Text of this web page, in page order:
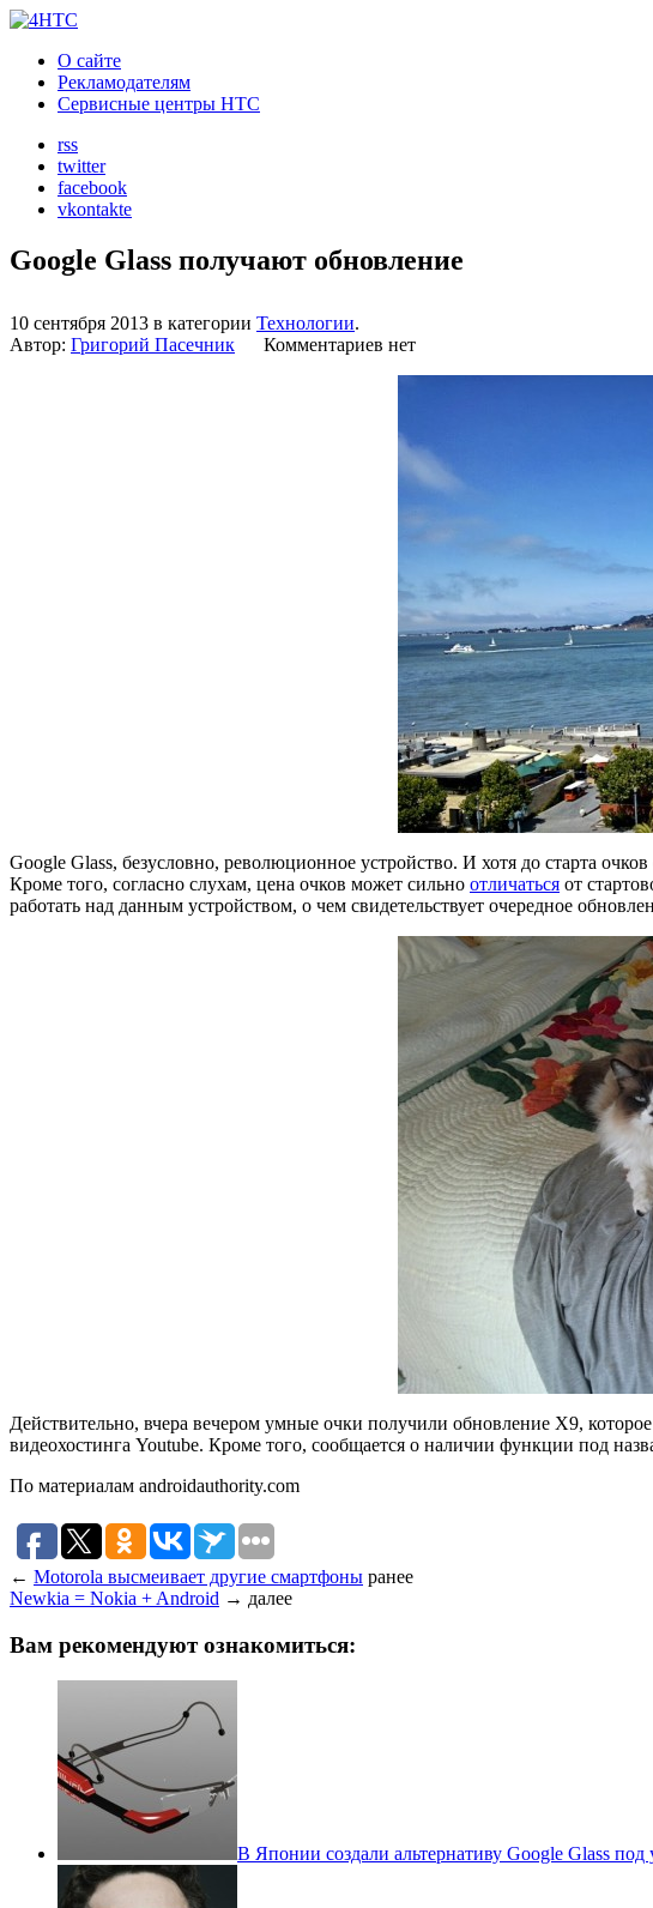
О сайте
Рекламодателям
Сервисные центры HTC
rss
twitter
facebook
vkontakte
Google Glass получают обновление
10 сентября 2013 в категории Технологии.
Автор: Григорий Пасечник Комментариев нет
Google Glass, безусловно, революционное устройство. И хотя до старта
Кроме того, согласно слухам, цена очков может сильно отличаться от
работать над данным устройством, о чем свидетельствует очередное
Действительно, вчера вечером умные очки получили обновление X9,
видеохостинга Youtube. Кроме того, сообщается о наличии функции под
По материалам androidauthority.com
← Motorola высмеивает другие смартфоны ранее
Newkia = Nokia + Android → далее
Вам рекомендуют ознакомиться:
В Японии создали альтернативу Google Glass